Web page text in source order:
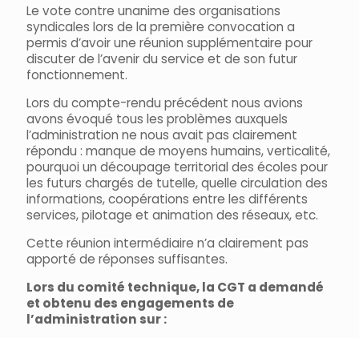
Le vote contre unanime des organisations
syndicales lors de la première convocation a
permis d’avoir une réunion supplémentaire pour
discuter de l’avenir du service et de son futur
fonctionnement.
Lors du compte-rendu précédent nous avions
avons évoqué tous les problèmes auxquels
l’administration ne nous avait pas clairement
répondu : manque de moyens humains, verticalité,
pourquoi un découpage territorial des écoles pour
les futurs chargés de tutelle, quelle circulation des
informations, coopérations entre les différents
services, pilotage et animation des réseaux, etc.
Cette réunion intermédiaire n’a clairement pas
apporté de réponses suffisantes.
Lors du comité technique, la CGT a demandé
et obtenu des engagements de
l’administration sur :